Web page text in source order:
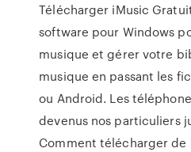
Télécharger iMusic
software pour Windows
musique et gérer votre
musique en passant les
ou Android. Les
devenus nos particuliers
Comment télécharger de